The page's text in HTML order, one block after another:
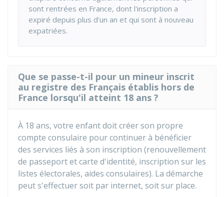
sont rentrées en France, dont l'inscription a
expiré depuis plus d'un an et qui sont à nouveau
expatriées.
Que se passe-t-il pour un mineur inscrit
au registre des Français établis hors de
France lorsqu'il atteint 18 ans ?
À 18 ans, votre enfant doit créer son propre
compte consulaire pour continuer à bénéficier
des services liés à son inscription (renouvellement
de passeport et carte d'identité, inscription sur les
listes électorales, aides consulaires). La démarche
peut s'effectuer soit par internet, soit sur place.